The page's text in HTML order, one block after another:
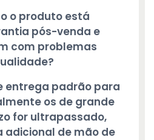
o produto está
pós-venda e
com problemas
entrega padrão para
os de grande
for ultrapassado,
adicional de mão de